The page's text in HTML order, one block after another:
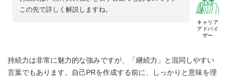
キャリア
アドバイ
ザー
この先で詳しく解説しますね。
持続力は非常に魅力的な強みですが、「継続力」と混同しやすい
言葉でもあります。自己PRを作成する前に、しっかりと意味を理